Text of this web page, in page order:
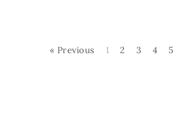
« Previous 1 2 3 4 5